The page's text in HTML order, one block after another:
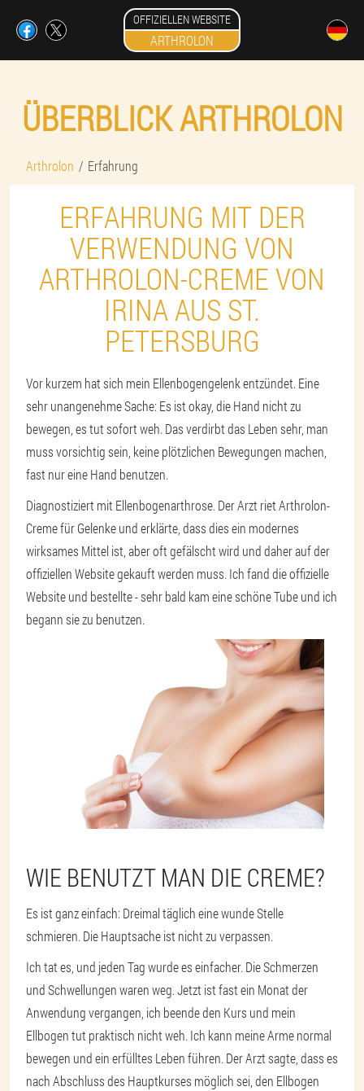
OFFIZIELLEN WEBSITE
ARTHROLON
ÜBERBLICK ARTHROLON
Arthrolon Erfahrung
ERFAHRUNG MIT DER
VERWENDUNG VON
ARTHROLON-CREME VON
IRINA AUS ST.
PETERSBURG
Vor kurzem hat sich mein Ellenbogengelenk entzündet. Eine
sehr unangenehme Sache: Es ist okay, die Hand nicht zu
bewegen, es tut sofort weh. Das verdirbt das Leben sehr, man
muss vorsichtig sein, keine plötzlichen Bewegungen machen,
fast nur eine Hand benutzen.
Diagnostiziert mit Ellenbogenarthrose. Der Arzt riet Arthrolon-
Creme für Gelenke und erklärte, dass dies ein modernes
wirksames Mittel ist, aber oft gefälscht wird und daher auf der
offiziellen Website gekauft werden muss. Ich fand die offizielle
Website und bestellte - sehr bald kam eine schöne Tube und ich
begann sie zu benutzen.
WIE BENUTZT MAN DIE CREME?
Es ist ganz einfach: Dreimal täglich eine wunde Stelle
schmieren. Die Hauptsache ist nicht zu verpassen.
Ich tat es, und jeden Tag wurde es einfacher. Die Schmerzen
und Schwellungen waren weg. Jetzt ist fast ein Monat der
Anwendung vergangen, ich beende den Kurs und mein
Ellbogen tut praktisch nicht weh. Ich kann meine Arme normal
bewegen und ein erfülltes Leben führen. Der Arzt sagte, dass es
nach Abschluss des Hauptkurses möglich sei, den Ellbogen